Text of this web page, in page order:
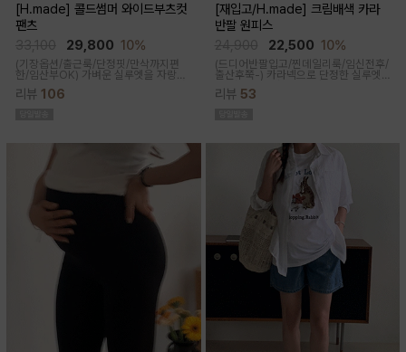
[H.made] 콜드썸머 와이드부츠컷
팬츠
29,800 10%
(기장옵션/출근룩/단정핏/만삭까지편
한/임산부OK) 가벼운 실루엣을 자랑하
는 와이드 부츠컷 팬츠예요~ 시원한 원
단감과 디자인으로 쾌적하게 착용돼요
리뷰 106
[재입고/H.made] 크림배색 카라
반팔 원피스
22,500 10%
(드디어반팔입고/찐데일리룩/임신전후/
출산후쭉-) 카라넥으로 단정한 실루엣
과 배색 디테일이 들어가면서 전체적으
로 여유있는 핏감과 미운 군살을 가려주
리뷰 53